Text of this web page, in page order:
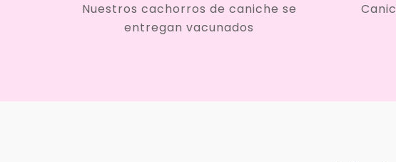
Nuestros cachorros de caniche se
entregan vacunados